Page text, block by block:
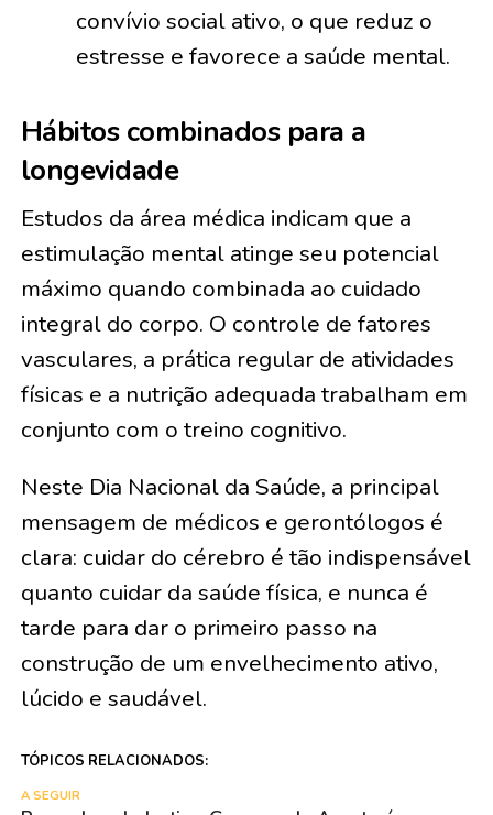
convívio social ativo, o que reduz o
estresse e favorece a saúde mental.
Hábitos combinados para a
longevidade
Estudos da área médica indicam que a
estimulação mental atinge seu potencial
máximo quando combinada ao cuidado
integral do corpo. O controle de fatores
vasculares, a prática regular de atividades
físicas e a nutrição adequada trabalham em
conjunto com o treino cognitivo.
Neste Dia Nacional da Saúde, a principal
mensagem de médicos e gerontólogos é
clara: cuidar do cérebro é tão indispensável
quanto cuidar da saúde física, e nunca é
tarde para dar o primeiro passo na
construção de um envelhecimento ativo,
lúcido e saudável.
TÓPICOS RELACIONADOS:
A SEGUIR